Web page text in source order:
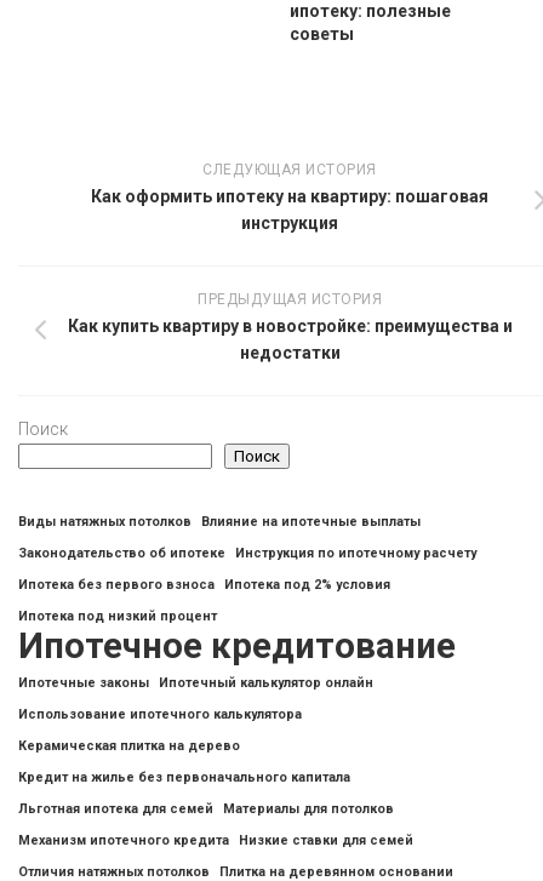
ипотеку: полезные
советы
СЛЕДУЮЩАЯ ИСТОРИЯ
Как оформить ипотеку на квартиру: пошаговая
инструкция
ПРЕДЫДУЩАЯ ИСТОРИЯ
Как купить квартиру в новостройке: преимущества и
недостатки
Поиск
Поиск
Виды натяжных потолков
Влияние на ипотечные выплаты
Законодательство об ипотеке
Инструкция по ипотечному расчету
Ипотека без первого взноса
Ипотека под 2% условия
Ипотека под низкий процент
Ипотечное кредитование
Ипотечные законы
Ипотечный калькулятор онлайн
Использование ипотечного калькулятора
Керамическая плитка на дерево
Кредит на жилье без первоначального капитала
Льготная ипотека для семей
Материалы для потолков
Механизм ипотечного кредита
Низкие ставки для семей
Отличия натяжных потолков
Плитка на деревянном основании